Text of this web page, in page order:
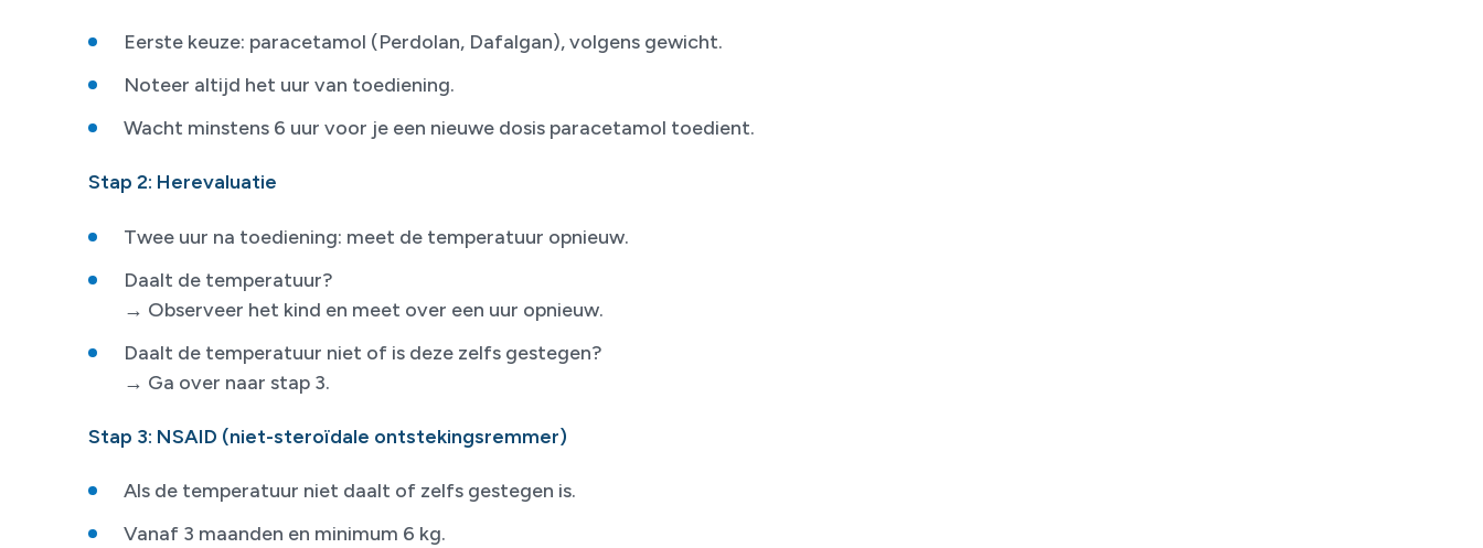
Eerste keuze: paracetamol (Perdolan, Dafalgan), volgens gewicht.
Noteer altijd het uur van toediening.
Wacht minstens 6 uur voor je een nieuwe dosis paracetamol toedient.
Stap 2: Herevaluatie
Twee uur na toediening: meet de temperatuur opnieuw.
Daalt de temperatuur?
→ Observeer het kind en meet over een uur opnieuw.
Daalt de temperatuur niet of is deze zelfs gestegen?
→ Ga over naar stap 3.
Stap 3: NSAID (niet-steroïdale ontstekingsremmer)
Als de temperatuur niet daalt of zelfs gestegen is.
Vanaf 3 maanden en minimum 6 kg.